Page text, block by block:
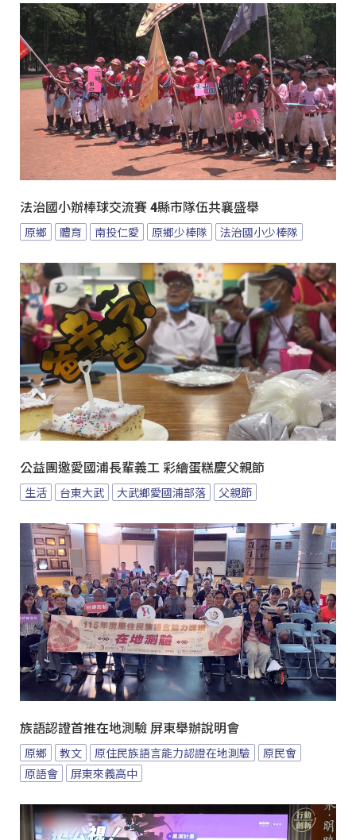
法治國小辦棒球交流賽 4縣市隊伍共襄盛舉
原鄉 體育 南投仁愛 原鄉少棒隊 法治國小少棒隊
公益團邀愛國浦長輩義工 彩繪蛋糕慶父親節
生活 台東大武 大武鄉愛國浦部落 父親節
族語認證首推在地測驗 屏東舉辦說明會
原鄉 教文 原住民族語言能力認證在地測驗
原民會
原語會
屏東來義高中